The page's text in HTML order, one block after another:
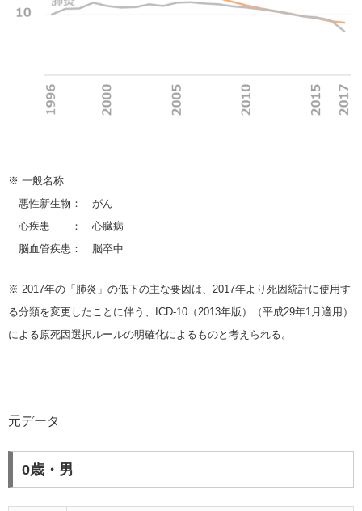
※ 一般名称
悪性新生物： がん
心疾患 ： 心臓病
脳血管疾患： 脳卒中
※ 2017年の「肺炎」の低下の主な要因は、2017年より死因統計に使用す
る分類を変更したことに伴う、ICD-10（2013年版）（平成29年1月適用）
による原死因選択ルールの明確化によるものと考えられる。
元データ
0歳・男